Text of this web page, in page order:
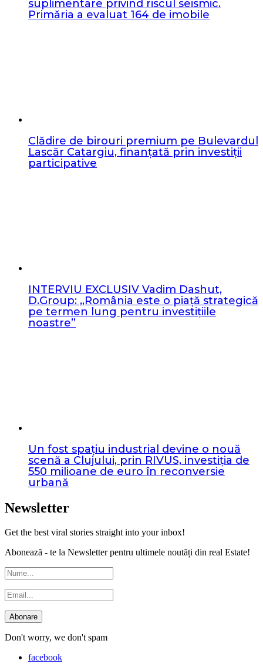
suplimentare privind riscul seismic.
Primăria a evaluat 164 de imobile
Clădire de birouri premium pe Bulevardul
Lascăr Catargiu, finanțată prin investiții
participative
INTERVIU EXCLUSIV Vadim Dashut,
D.Group: „România este o piață strategică
pe termen lung pentru investițiile
noastre”
Un fost spațiu industrial devine o nouă
scenă a Clujului, prin RIVUS, investiția de
550 milioane de euro în reconversie
urbană
Newsletter
Get the best viral stories straight into your inbox!
Abonează - te la Newsletter pentru ultimele noutăți din real Estate!
Don't worry, we don't spam
facebook